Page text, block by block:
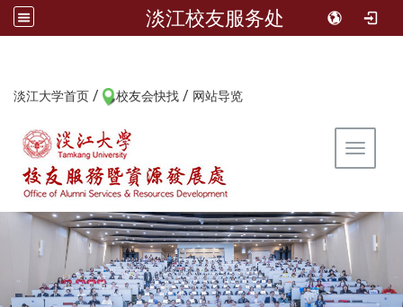
淡江校友服务处
淡江大学首页 / 校友会快找 / 网站导览
Toggle